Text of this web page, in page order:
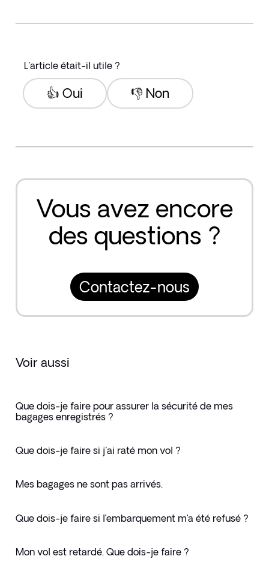
L'article était-il utile ?
👎 Non
👍 Oui
Vous avez encore
des questions ?
Contactez-nous
Voir aussi
Que dois-je faire pour assurer la sécurité de mes
bagages enregistrés ?
Que dois-je faire si j'ai raté mon vol ?
Mes bagages ne sont pas arrivés.
Que dois-je faire si l’embarquement m’a été refusé ?
Mon vol est retardé. Que dois-je faire ?